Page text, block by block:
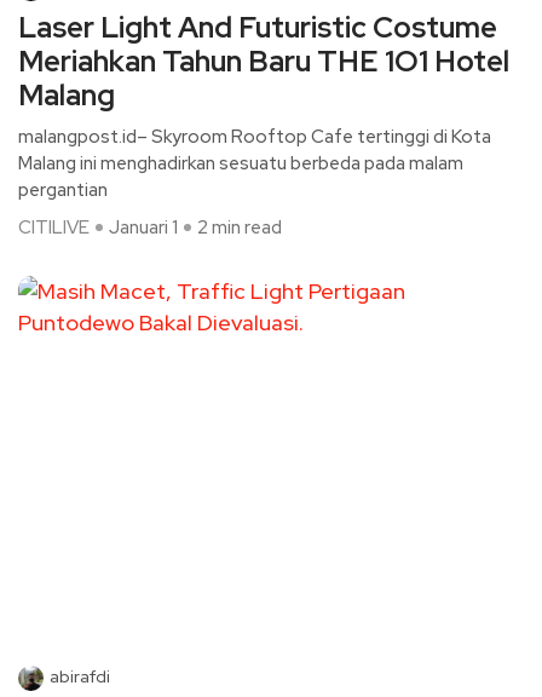
Laser Light And Futuristic Costume
Meriahkan Tahun Baru THE 1O1 Hotel
Malang
malangpost.id– Skyroom Rooftop Cafe tertinggi di Kota
Malang ini menghadirkan sesuatu berbeda pada malam
pergantian
CITILIVE
Januari 1 2 min read
abirafdi